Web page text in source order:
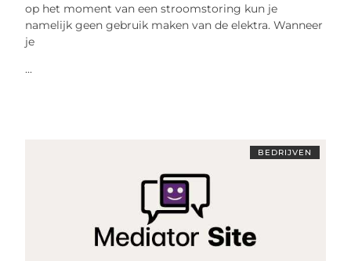
op het moment van een stroomstoring kun je
namelijk geen gebruik maken van de elektra. Wanneer
je
...
BEDRIJVEN